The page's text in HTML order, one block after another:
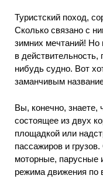
Туристский поход,
Сколько связано с
зимних мечтаний! Но
в действительность,
нибудь судно. Вот
заманчивым
Вы, конечно, знаете,
состоящее из двух
площадкой или
пассажиров и
моторные, парусные
режима движения по